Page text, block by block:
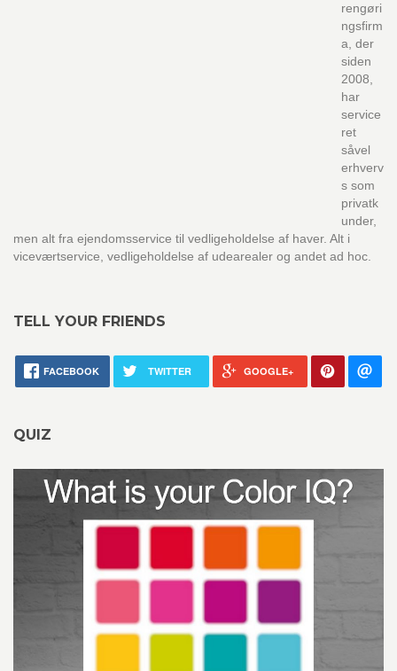
rengøri
ngsfirm
a, der
siden
2008,
har
service
ret
såvel
erhverv
s som
privatk
under,
men alt fra ejendomsservice til vedligeholdelse af haver. Alt i
viceværtservice, vedligeholdelse af udearealer og andet ad hoc.
TELL YOUR FRIENDS
FACEBOOK TWITTER GOOGLE+
QUIZ